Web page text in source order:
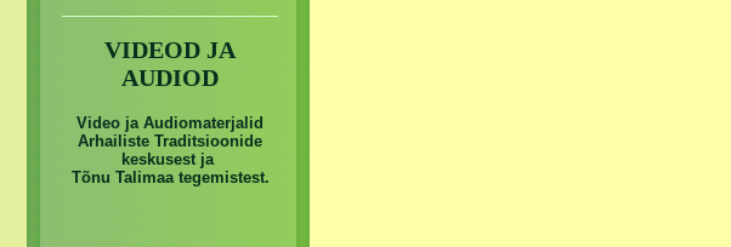
VIDEOD JA
AUDIOD
Video ja Audiomaterjalid
Arhailiste Traditsioonide
keskusest ja
Tõnu Talimaa tegemistest.